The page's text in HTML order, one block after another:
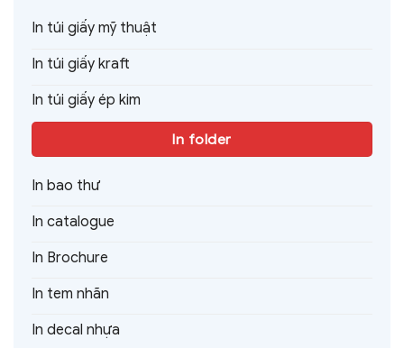
In túi giấy mỹ thuật
In túi giấy kraft
In túi giấy ép kim
In folder
In bao thư
In catalogue
In Brochure
In tem nhãn
In decal nhựa